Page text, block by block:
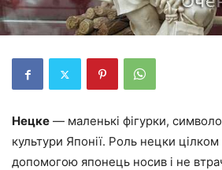
Нецке — маленькі фігурки,
культури Японії. Роль нецки цілком
допомогою японець носив і не